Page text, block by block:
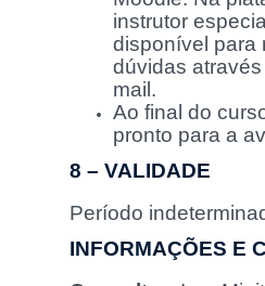
instrutor
disponível para
dúvidas
mail.
Ao final do
pronto para a
8 – VALIDADE
Período
INFORMAÇÕES E